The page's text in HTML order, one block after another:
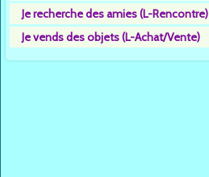
Je recherche des amies (L-Rencontre)
Je vends des objets (L-Achat/Vente)